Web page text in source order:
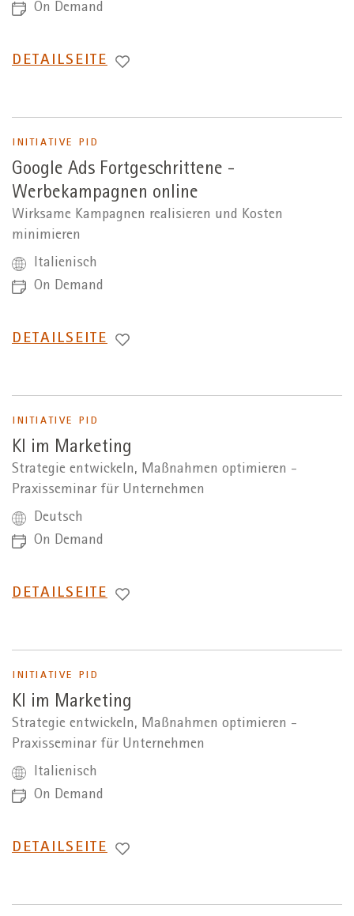
On Demand
WECHSEL
DETAILSEITE
INITIATIVE PID
Google Ads Fortgeschrittene -
Werbekampagnen online
Wirksame Kampagnen realisieren und Kosten
minimieren
Italienisch
On Demand
WECHSEL
DETAILSEITE
INITIATIVE PID
KI im Marketing
Strategie entwickeln, Maßnahmen optimieren -
Praxisseminar für Unternehmen
Deutsch
On Demand
WECHSEL
DETAILSEITE
INITIATIVE PID
KI im Marketing
Strategie entwickeln, Maßnahmen optimieren -
Praxisseminar für Unternehmen
Italienisch
On Demand
WECHSEL
DETAILSEITE